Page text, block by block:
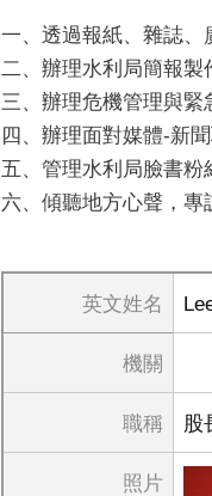
一、透過報紙、雜誌、
二、辦理水利局簡報製
三、辦理危機管理與緊
四、辦理面對媒體-新
五、管理水利局臉書粉
六、傾聽地方心聲，專
英文姓名
機關
職稱 股
照片